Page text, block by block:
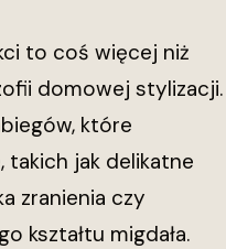
to coś więcej niż
domowej stylizacji.
które
takich jak delikatne
zranienia czy
kształtu migdała.